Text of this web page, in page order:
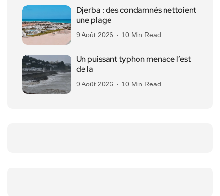
Djerba : des condamnés nettoient
une plage
9 Août 2026 10 Min Read
Un puissant typhon menace l’est
de la
9 Août 2026 10 Min Read